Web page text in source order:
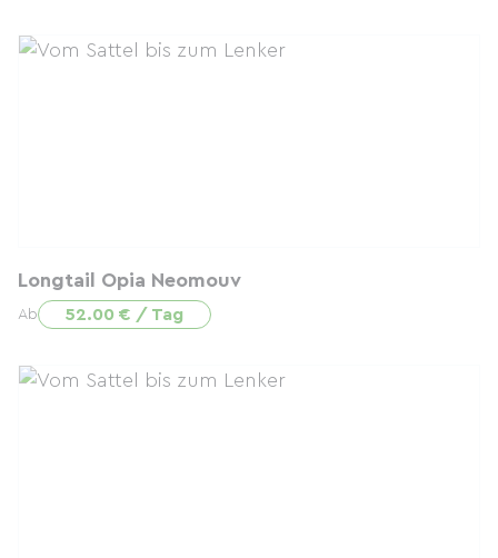
Longtail Opia Neomouv
Ab 52.00 € / Tag